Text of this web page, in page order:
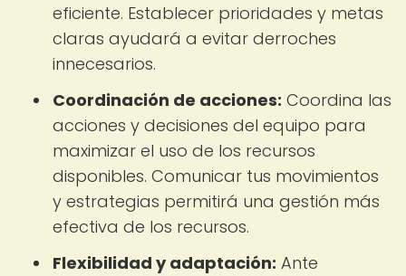
eficiente. Establecer prioridades y metas
claras ayudará a evitar derroches
innecesarios.
Coordinación de acciones: Coordina las
acciones y decisiones del equipo para
maximizar el uso de los recursos
disponibles. Comunicar tus movimientos
y estrategias permitirá una gestión más
efectiva de los recursos.
Flexibilidad y adaptación: Ante